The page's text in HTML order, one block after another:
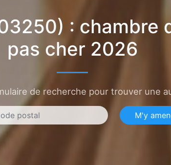
: chambre
pas cher 2026
de recherche pour trouver une
M'y